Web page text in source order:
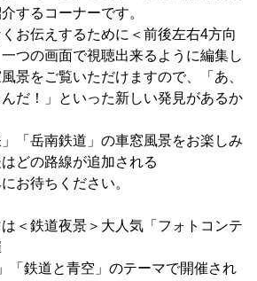
するコーナーです。
お伝えするために＜前後左右4方向
つの画面で視聴出来るように編集し
景をご覧いただけますので、「あ、
だ！」といった新しい発見があるか
「岳南鉄道」の車窓風景をお楽しみ
どの路線が追加される
お待ちください。
＜鉄道夜景＞大人気「フォトコンテ
「鉄道と青空」のテーマで開催され